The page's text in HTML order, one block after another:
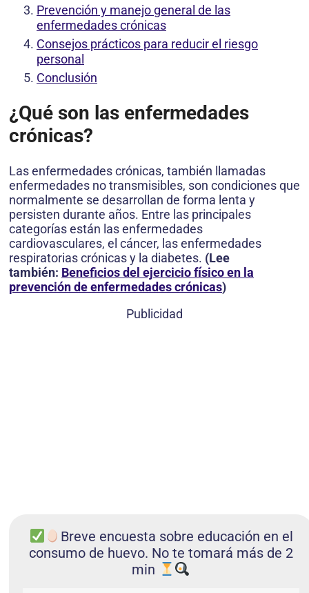
Prevención y manejo general de las
enfermedades crónicas
Consejos prácticos para reducir el riesgo
personal
Conclusión
¿Qué son las enfermedades
crónicas?
Las enfermedades crónicas, también llamadas
enfermedades no transmisibles, son condiciones que
normalmente se desarrollan de forma lenta y
persisten durante años. Entre las principales
categorías están las enfermedades
cardiovasculares, el cáncer, las enfermedades
respiratorias crónicas y la diabetes. (Lee
también: Beneficios del ejercicio físico en la
prevención de enfermedades crónicas)
Publicidad
Breve encuesta sobre educación en el
consumo de huevo. No te tomará más de 2
min